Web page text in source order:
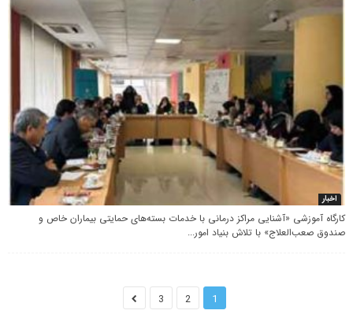
اخبار
کارگاه آموزشی «آشنایی مراکز درمانی با خدمات بسته‌های حمایتی بیماران خاص و
صندوق صعب‌العلاج» با تلاش بنیاد امور...
1
2
3